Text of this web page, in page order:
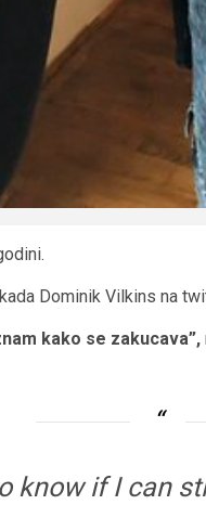
Dominik Vilkins na
kako se zakucava”,
know if I can